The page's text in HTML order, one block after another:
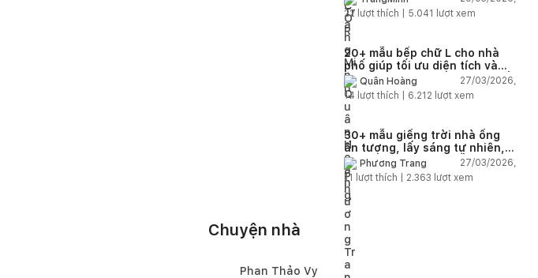
22 lượt thích | 5.041 lượt xem
20+ mẫu bếp chữ L cho nhà
phố giúp tối ưu diện tích và
công năng cho không gian nấu
nướng
Quân Hoàng
27/03/2026,
14 lượt thích | 6.212 lượt xem
30+ mẫu giếng trời nhà ống
ấn tượng, lấy sáng tự nhiên,
thông gió và tăng thẩm mỹ
Phương Trang
27/03/2026,
11
lượt thích | 2.363 lượt xem
Chuyện nhà
Phan Thảo Vy